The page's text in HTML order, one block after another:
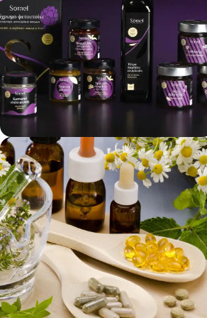
vezi si...
Produse Alimentare